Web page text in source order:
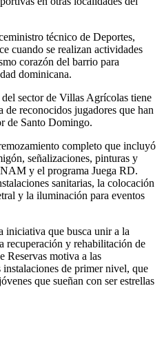
técnico de Deportes,
cuando se realizan actividades
corazón del barrio para
dominicana.
sector de Villas Agrícolas tiene
de reconocidos jugadores que han
de Santo Domingo.
completo que incluyó
señalizaciones, pinturas y
y el programa Juega RD.
sanitarias, la colocación
y la iluminación para eventos
iniciativa que busca unir a la
recuperación y rehabilitación de
Reservas motiva a las
instalaciones de primer nivel, que
que sueñan con ser estrellas